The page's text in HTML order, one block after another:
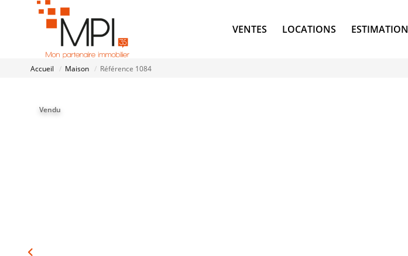
VENTES LOCATIONS ESTIMATION
Accueil Maison Référence 1084
Vendu